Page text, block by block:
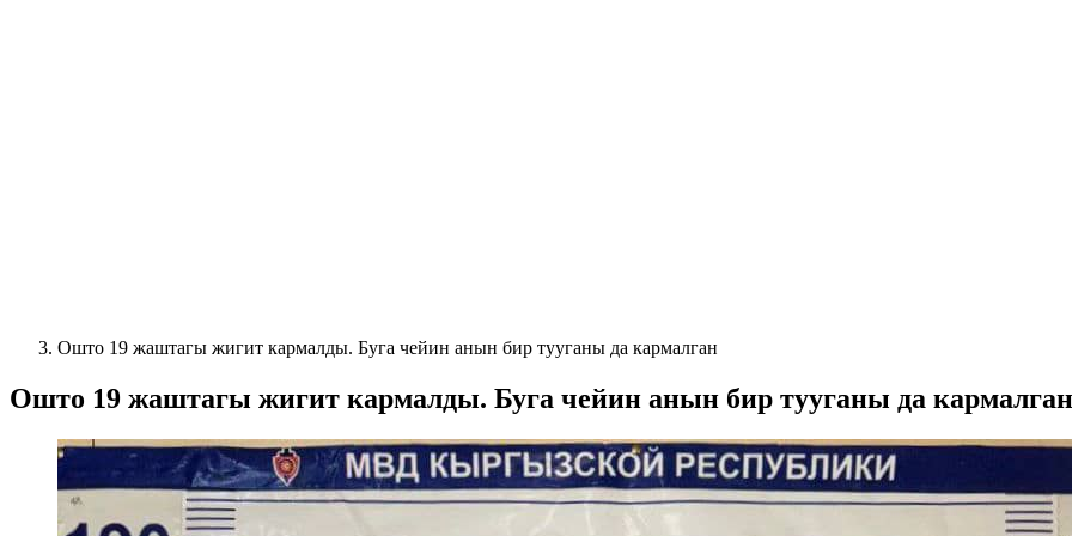
Ошто 19 жаштагы жигит кармалды. Буга чейин анын бир тууганы да кармалган
Ошто 19 жаштагы жигит кармалды. Буга чейин анын бир тууганы да кармалган